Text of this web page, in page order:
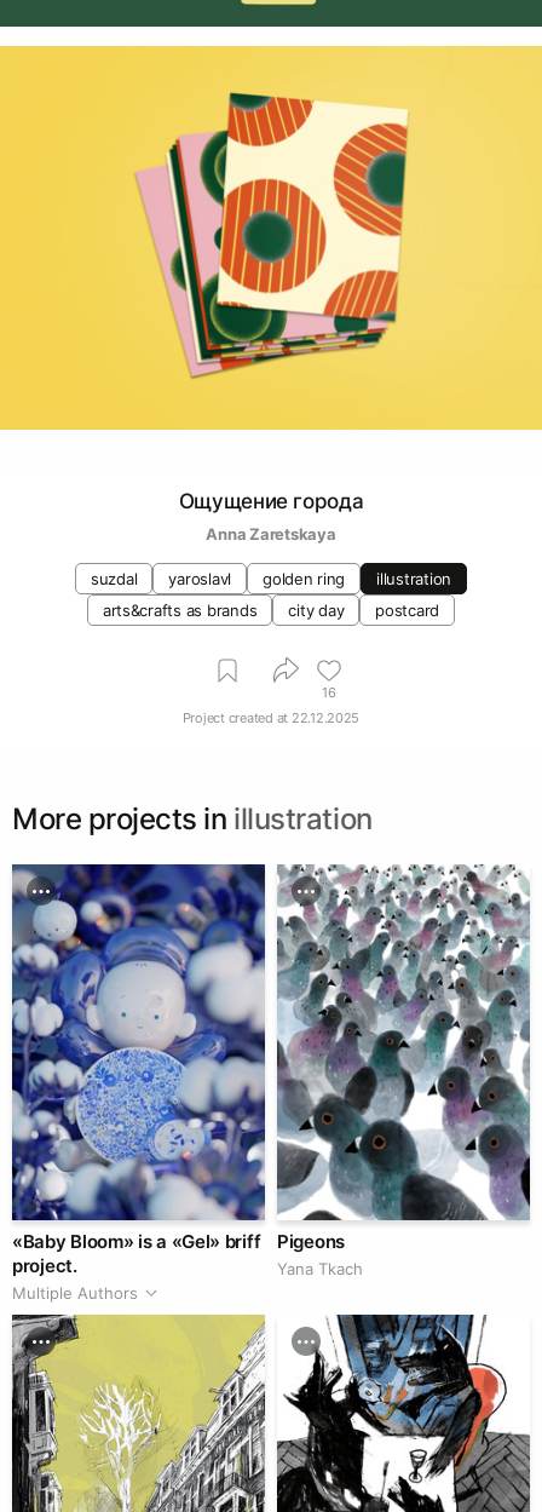
Ощущение города
Anna Zaretskaya
suzdal yaroslavl golden ring
illustration
arts&crafts as brands
city day postcard
16
Project created at 22.12.2025
More projects in illustration
«Baby Bloom» is a «Gel» briff
project.
Multiple Authors
Pigeons
Yana Tkach